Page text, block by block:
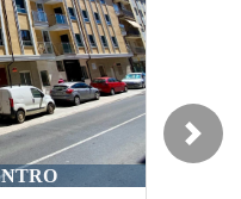
OESTE
Next